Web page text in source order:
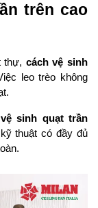
trên cao
thự, cách vệ sinh
leo trèo không
sinh quạt trần
thuật có đầy đủ